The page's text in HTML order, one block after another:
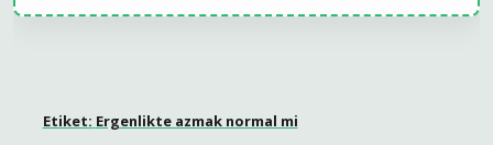
Etiket: Ergenlikte azmak normal mi